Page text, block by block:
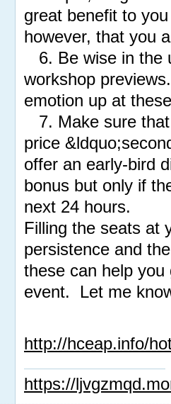
great benefit to
however, that you
6. Be wise in the
workshop
emotion up at
7. Make sure
price
offer an early-bird
bonus but only if
next 24 hours.
Filling the seats at
persistence and
these can help
event. Let me
http://hceap.info/
https://